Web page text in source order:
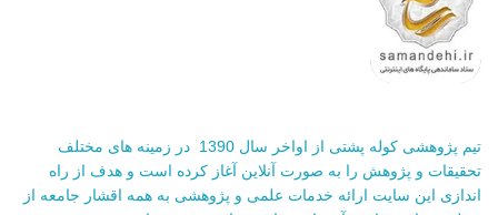
تیم پژوهشی کوله پشتی از اواخر سال 1390 در زمینه های مختلف
تحقیقات و پژوهش را به صورت آنلاین آغاز کرده است و هدف از راه
اندازی این سایت ارائه خدمات علمی و پژوهشی به همه اقشار جامعه از